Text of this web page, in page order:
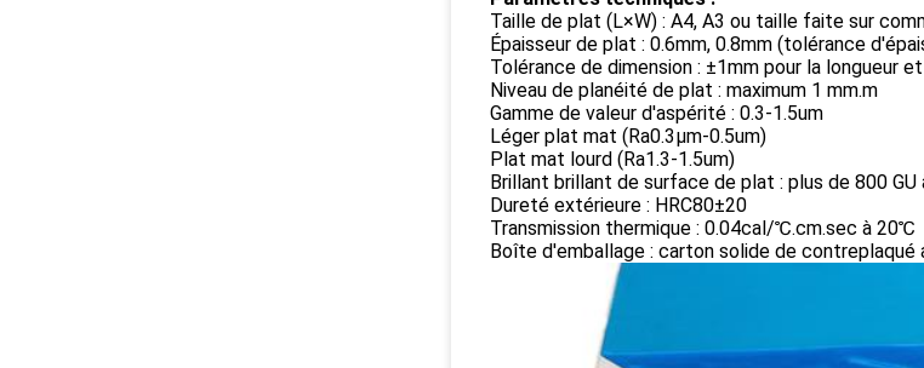
Taille de plat (L×W) : A4, A3 ou taille faite sur
Épaisseur de plat : 0.6mm, 0.8mm (tolérance
Tolérance de dimension : ±1mm pour la longueur et
Niveau de planéité de plat : maximum 1 mm.m
Gamme de valeur d'aspérité : 0.3-1.5um
Léger plat mat (Ra0.3μm-0.5um)
Plat mat lourd (Ra1.3-1.5um)
Brillant brillant de surface de plat : plus de 800
Dureté extérieure : HRC80±20
Transmission thermique : 0.04cal/℃.cm.sec à 20℃
Boîte d'emballage : carton solide de